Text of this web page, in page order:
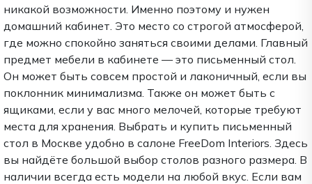
никакой возможности. Именно поэтому и нужен
домашний кабинет. Это место со строгой атмосферой,
где можно спокойно заняться своими делами. Главный
предмет мебели в кабинете — это письменный стол.
Он может быть совсем простой и лаконичный, если вы
поклонник минимализма. Также он может быть с
ящиками, если у вас много мелочей, которые требуют
места для хранения. Выбрать и купить письменный
стол в Москве удобно в салоне FreeDom Interiors. Здесь
вы найдёте большой выбор столов разного размера. В
наличии всегда есть модели на любой вкус. Если вам